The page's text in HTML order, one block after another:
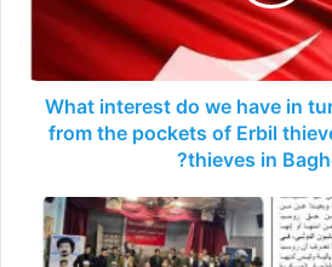
What interest do we have in
from the pockets of Erbil
thieves in